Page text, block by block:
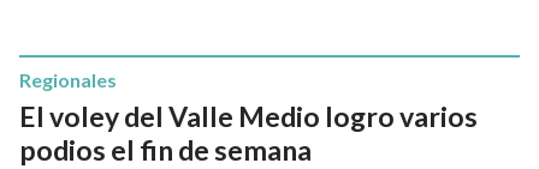
El voley del Valle Medio logro varios
podios el fin de semana
Regionales